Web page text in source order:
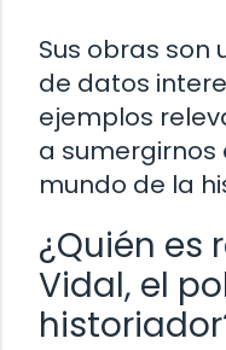
Sus obras
de datos
ejemplos
a
mundo de la
¿Quién es
Vidal, el